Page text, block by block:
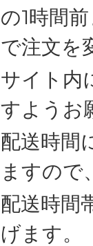
の1時間
で注文を
サイト内
すようお
配送時間
ますので
配送時間
げます。